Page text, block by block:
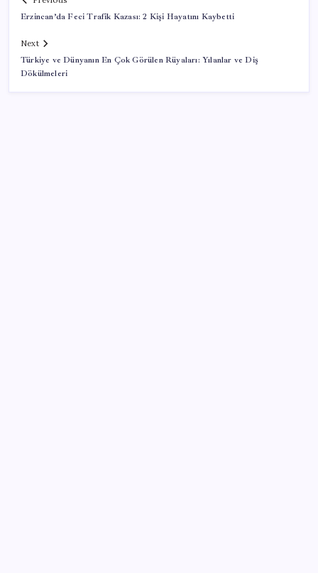
Erzincan’da Feci Trafik Kazası: 2 Kişi Hayatını Kaybetti
Next
Türkiye ve Dünyanın En Çok Görülen Rüyaları: Yılanlar ve Diş
Dökülmeleri